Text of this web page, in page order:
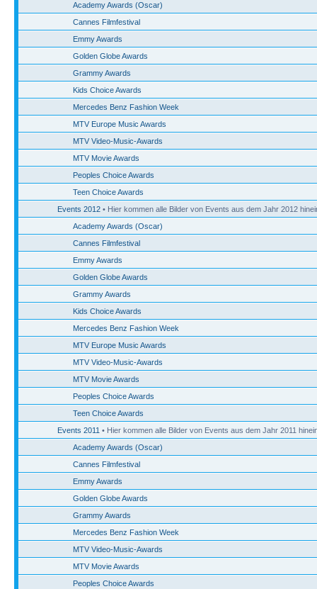
Academy Awards (Oscar)
Cannes Filmfestival
Emmy Awards
Golden Globe Awards
Grammy Awards
Kids Choice Awards
Mercedes Benz Fashion Week
MTV Europe Music Awards
MTV Video-Music-Awards
MTV Movie Awards
Peoples Choice Awards
Teen Choice Awards
Events 2012 • Hier kommen alle Bilder von Events aus dem Jahr 2012
Academy Awards (Oscar)
Cannes Filmfestival
Emmy Awards
Golden Globe Awards
Grammy Awards
Kids Choice Awards
Mercedes Benz Fashion Week
MTV Europe Music Awards
MTV Video-Music-Awards
MTV Movie Awards
Peoples Choice Awards
Teen Choice Awards
Events 2011 • Hier kommen alle Bilder von Events aus dem Jahr 2011
Academy Awards (Oscar)
Cannes Filmfestival
Emmy Awards
Golden Globe Awards
Grammy Awards
Mercedes Benz Fashion Week
MTV Video-Music-Awards
MTV Movie Awards
Peoples Choice Awards